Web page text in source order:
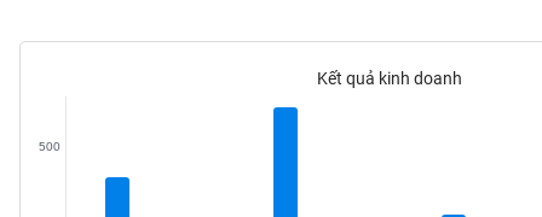
Kết quả kinh doanh
500
NGUYÊN